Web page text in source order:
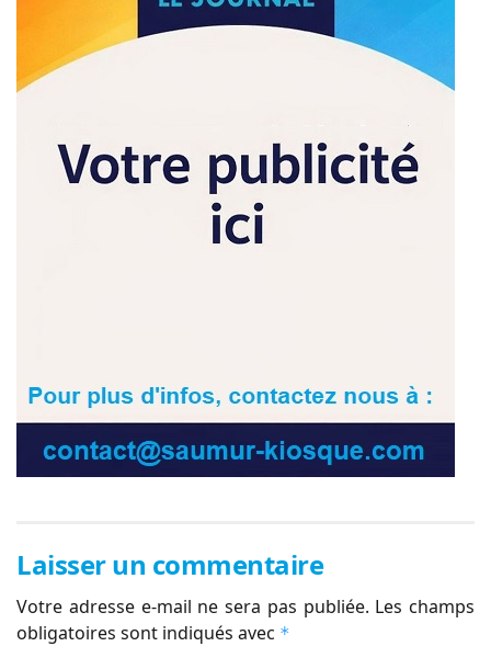
Laisser un commentaire
Votre adresse e-mail ne sera pas publiée. Les champs
obligatoires sont indiqués avec *